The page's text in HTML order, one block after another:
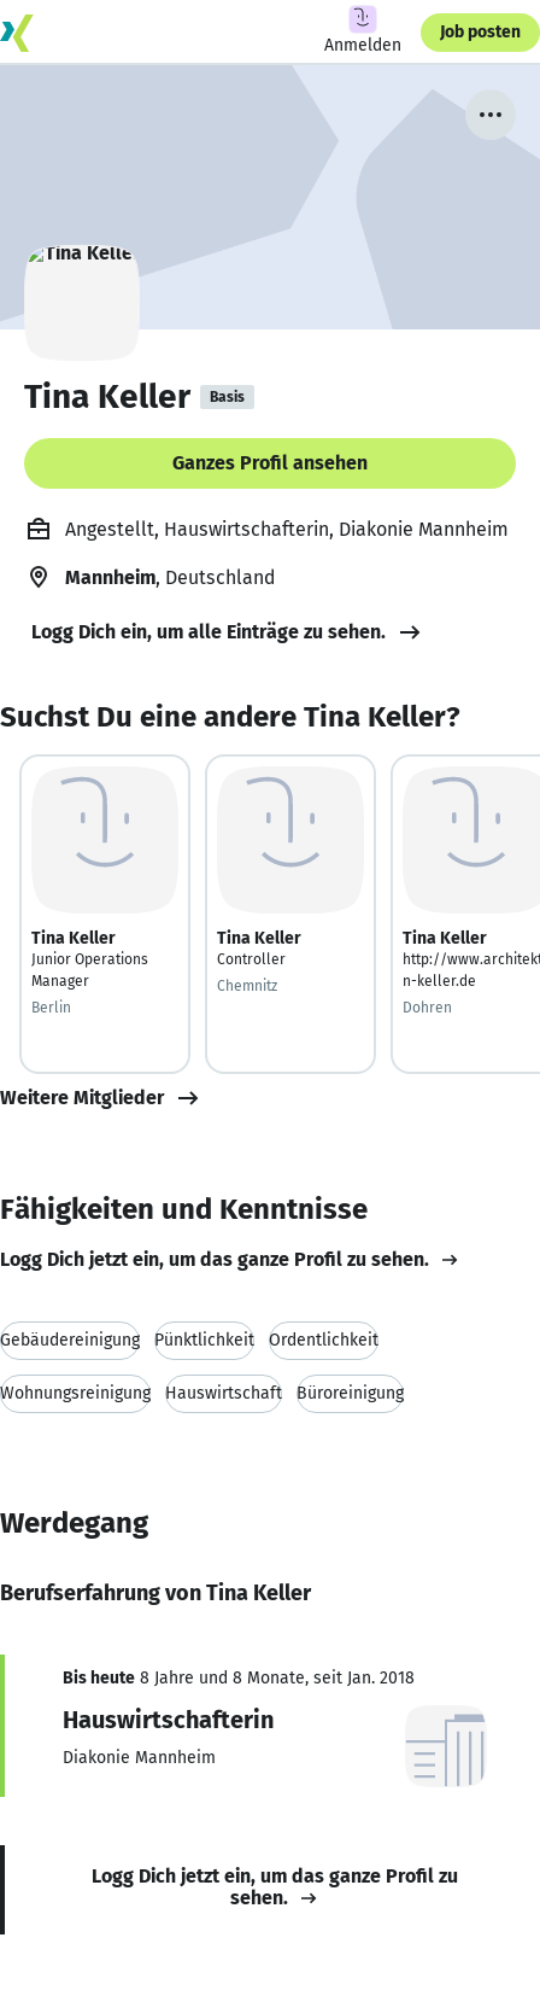
Anmelden
Job posten
Tina Keller Basis
Ganzes Profil ansehen
Angestellt, Hauswirtschafterin, Diakonie Mannheim
Mannheim, Deutschland
Logg Dich ein, um alle Einträge zu sehen.
Suchst Du eine andere Tina Keller?
Tina Keller
Junior Operations
Manager
Berlin
Tina Keller
Controller
Chemnitz
Tina Keller
http://
n-keller.de
Dohren
Weitere Mitglieder
Fähigkeiten und Kenntnisse
Logg Dich jetzt ein, um das ganze Profil zu sehen.
Gebäudereinigung Pünktlichkeit Ordentlichkeit
Wohnungsreinigung Hauswirtschaft Büroreinigung
Werdegang
Berufserfahrung von Tina Keller
Bis heute 8 Jahre und 8 Monate, seit Jan. 2018
Hauswirtschafterin
Diakonie Mannheim
Logg Dich jetzt ein, um das ganze Profil zu
sehen.